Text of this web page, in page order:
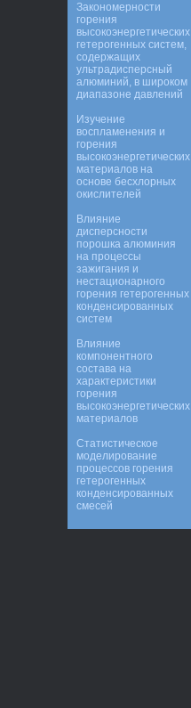
Закономерности
горения
высокоэнергетических
гетерогенных систем,
содержащих
ультрадисперсный
алюминий, в широком
диапазоне давлений
Изучение
воспламенения и
горения
высокоэнергетических
материалов на
основе бесхлорных
окислителей
Влияние
дисперсности
порошка алюминия
на процессы
зажигания и
нестационарного
горения гетерогенных
конденсированных
систем
Влияние
компонентного
состава на
характеристики
горения
высокоэнергетических
материалов
Статистическое
моделирование
процессов горения
гетерогенных
конденсированных
смесей